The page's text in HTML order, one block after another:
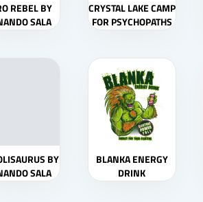
REBEL BY
SALA
CRYSTAL LAKE CAMP
FOR PSYCHOPATHS
BY
SALA
BLANKA ENERGY
DRINK